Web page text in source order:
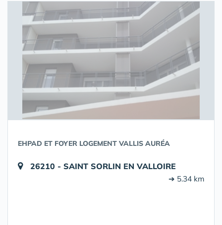
EHPAD ET FOYER LOGEMENT VALLIS AURÉA
26210 - SAINT SORLIN EN VALLOIRE
➔ 5.34 km